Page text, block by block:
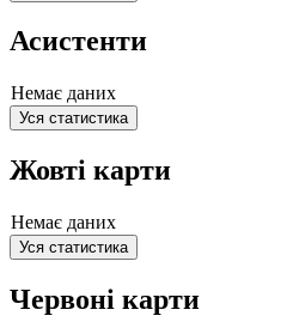
Асистенти
Немає даних
Уся статистика
Жовті карти
Немає даних
Уся статистика
Червоні карти